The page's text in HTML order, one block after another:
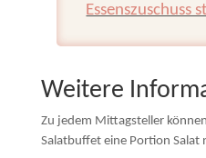
Essenszuschuss
Weitere
Zu jedem Mittagsteller
Salatbuffet eine Portion Salat